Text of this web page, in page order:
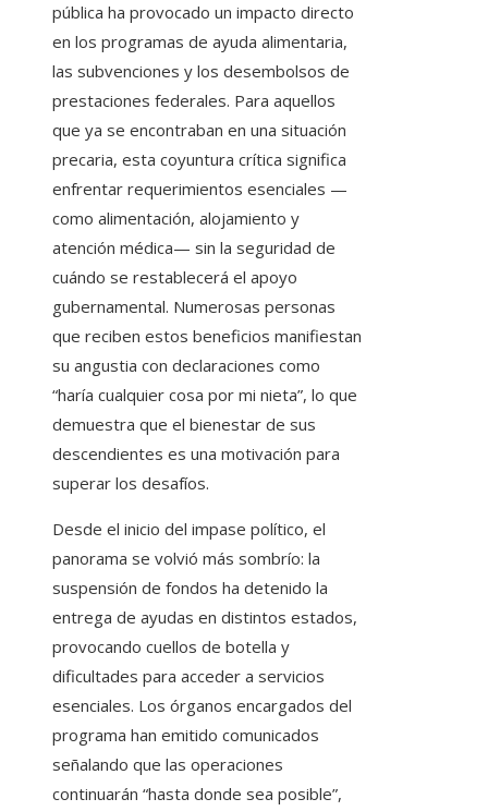
pública ha provocado un impacto directo
en los programas de ayuda alimentaria,
las subvenciones y los desembolsos de
prestaciones federales. Para aquellos
que ya se encontraban en una situación
precaria, esta coyuntura crítica significa
enfrentar requerimientos esenciales —
como alimentación, alojamiento y
atención médica— sin la seguridad de
cuándo se restablecerá el apoyo
gubernamental. Numerosas personas
que reciben estos beneficios manifiestan
su angustia con declaraciones como
“haría cualquier cosa por mi nieta”, lo que
demuestra que el bienestar de sus
descendientes es una motivación para
superar los desafíos.
Desde el inicio del impase político, el
panorama se volvió más sombrío: la
suspensión de fondos ha detenido la
entrega de ayudas en distintos estados,
provocando cuellos de botella y
dificultades para acceder a servicios
esenciales. Los órganos encargados del
programa han emitido comunicados
señalando que las operaciones
continuarán “hasta donde sea posible”,